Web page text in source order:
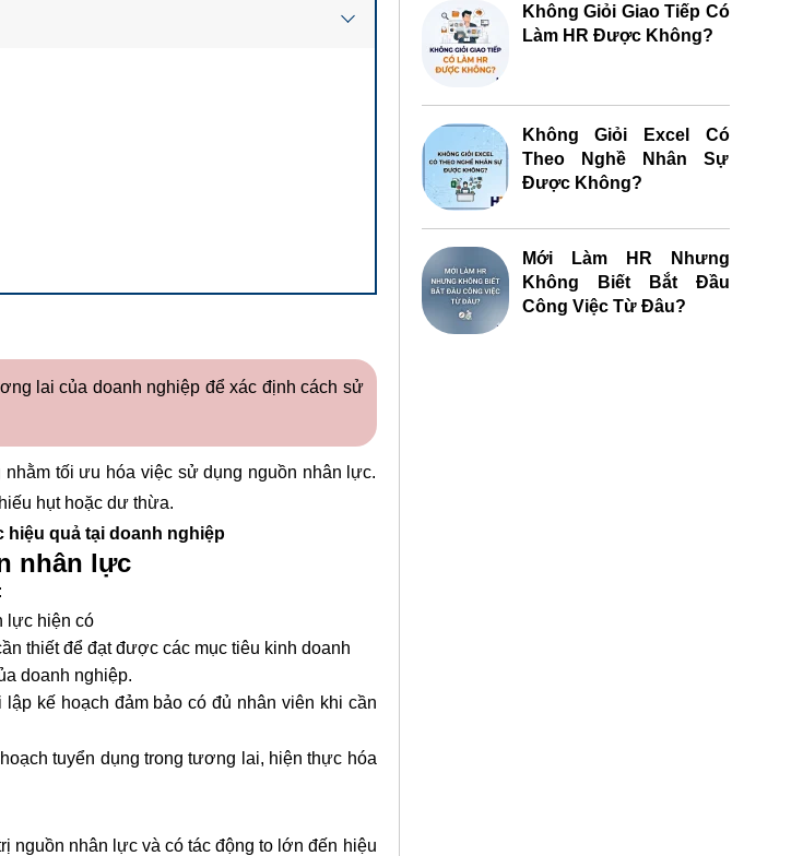
lai của doanh nghiệp để xác định cách sử
tối ưu hóa việc sử dụng nguồn nhân lực.
hụt hoặc dư thừa.
quả tại doanh nghiệp
nhân lực
lực hiện có
thiết để đạt được các mục tiêu kinh doanh
doanh nghiệp.
kế hoạch đảm bảo có đủ nhân viên khi cần
tuyển dụng trong tương lai, hiện thực hóa
nguồn nhân lực và có tác động to lớn đến hiệu
Không Giỏi Giao Tiếp Có
Làm HR Được Không?
Không Giỏi Excel Có
Theo Nghề Nhân Sự
Được Không?
Mới Làm HR Nhưng
Không Biết Bắt Đầu
Công Việc Từ Đâu?